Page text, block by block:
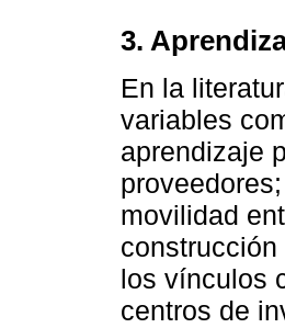
3.
En la
variables
aprendizaje
proveedores;
movilidad
los vínculos
centros de